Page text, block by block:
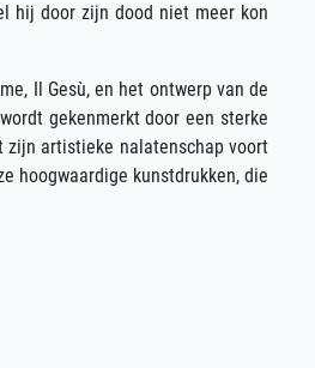
hij door zijn dood niet meer kon
Il Gesù, en het ontwerp van de
gekenmerkt door een sterke
zijn artistieke nalatenschap voort
hoogwaardige kunstdrukken, die